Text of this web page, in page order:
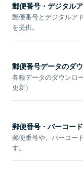
郵便番号・デジタル
郵便番号とデジタルア
を提供。
郵便番号データのダ
各種データのダウンロ
更新）
郵便番号・バーコー
郵便番号や、バーコー
す。